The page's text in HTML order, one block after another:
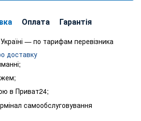
Оплата Гарантія
— по тарифам перевізника
доставку
в Приват24;
самообслуговування